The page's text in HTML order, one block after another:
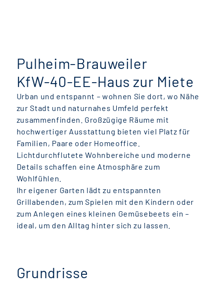
Pulheim-Brauweiler
KfW-40-EE-Haus zur Miete
Urban und entspannt – wohnen Sie dort, wo Nähe
zur Stadt und naturnahes Umfeld perfekt
zusammenfinden. Großzügige Räume mit
hochwertiger Ausstattung bieten viel Platz für
Familien, Paare oder Homeoffice.
Lichtdurchflutete Wohnbereiche und moderne
Details schaffen eine Atmosphäre zum
Wohlfühlen.
Ihr eigener Garten lädt zu entspannten
Grillabenden, zum Spielen mit den Kindern oder
zum Anlegen eines kleinen Gemüsebeets ein –
ideal, um den Alltag hinter sich zu lassen.
Grundrisse